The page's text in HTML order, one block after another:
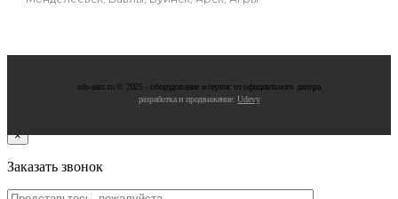
sds-sam.ru © 2025 - oбopудoвaниe и cepвиc oт oфициaльнoгo дилepa
разработка и продвижение:Udevy
×
Заказать звонок